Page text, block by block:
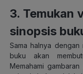
3. Temukan
sinopsis
Sama halnya dengan
buku akan
Memahami